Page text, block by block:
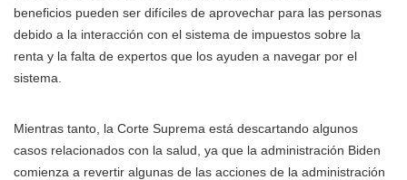
beneficios pueden ser difíciles de aprovechar para las personas
debido a la interacción con el sistema de impuestos sobre la
renta y la falta de expertos que los ayuden a navegar por el
sistema.
Mientras tanto, la Corte Suprema está descartando algunos
casos relacionados con la salud, ya que la administración Biden
comienza a revertir algunas de las acciones de la administración